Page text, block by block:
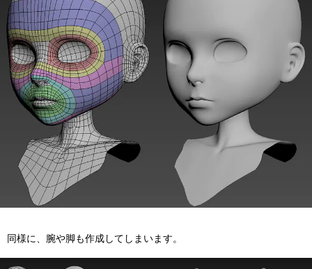
同様に、腕や脚も作成してしまいます。